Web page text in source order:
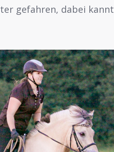
gefahren, dabei